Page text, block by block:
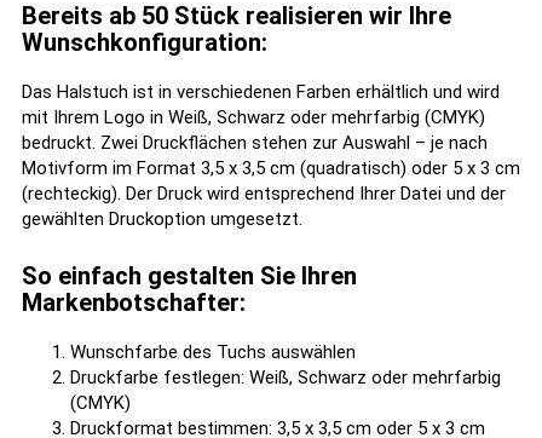
Bereits ab 50 Stück realisieren wir Ihre
Wunschkonfiguration:
Das Halstuch ist in verschiedenen Farben erhältlich und wird
mit Ihrem Logo in Weiß, Schwarz oder mehrfarbig (CMYK)
bedruckt. Zwei Druckflächen stehen zur Auswahl – je nach
Motivform im Format 3,5 x 3,5 cm (quadratisch) oder 5 x 3 cm
(rechteckig). Der Druck wird entsprechend Ihrer Datei und der
gewählten Druckoption umgesetzt.
So einfach gestalten Sie Ihren
Markenbotschafter:
Wunschfarbe des Tuchs auswählen
Druckfarbe festlegen: Weiß, Schwarz oder mehrfarbig
(CMYK)
Druckformat bestimmen: 3,5 x 3,5 cm oder 5 x 3 cm